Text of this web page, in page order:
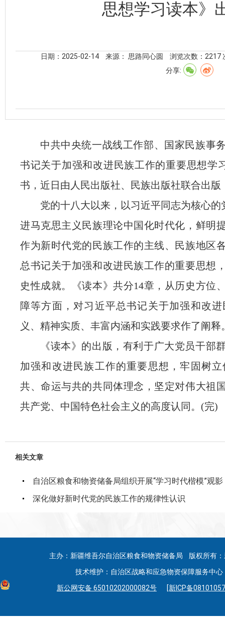
思想学习读本》
日期：2025-02-14 来源： 思路同心圆 浏览次数： 2217
分享:
中共中央统一战线工作部、国家民族事
书记关于加强和改进民族工作的重要思想学
书，近日由人民出版社、民族出版社联合出版
党的十八大以来，以习近平同志为核心
进马克思主义民族理论中国化时代化，鲜明
作为新时代党的民族工作的主线、民族地区
总书记关于加强和改进民族工作的重要思想
史性成就。《读本》共分14章，从历史方位
障等方面，对习近平总书记关于加强和改
义、精神实质、丰富内涵和实践要求作了阐释
《读本》的出版，有利于广大党员干部
加强和改进民族工作的重要思想，牢固树
共、命运与共的共同体理念，坚定对伟大祖
共产党、中国特色社会主义的高度认同。(完)
相关文章
自治区粮食和物资储备局组织开展“学习时代楷模”观
深化做好新时代党的民族工作的规律性认识
主办：新疆维吾尔自治区粮食和物资储备局 版权所有
技术维护：自治区战略和应急物资保障服务中
新公网安备 65010202000082号
[新ICP备